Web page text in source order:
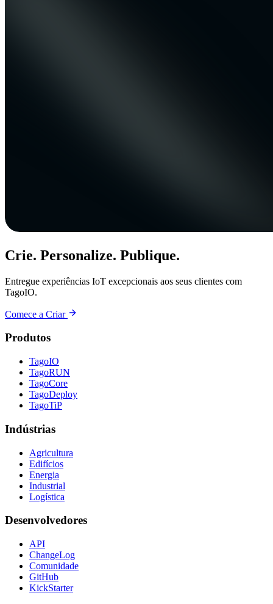
Crie. Personalize. Publique.
Entregue experiências IoT excepcionais aos seus clientes com
TagoIO.
Comece a Criar
Produtos
TagoIO
TagoRUN
TagoCore
TagoDeploy
TagoTiP
Indústrias
Agricultura
Edifícios
Energia
Industrial
Logística
Desenvolvedores
API
ChangeLog
Comunidade
GitHub
KickStarter